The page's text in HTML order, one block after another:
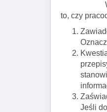
to, czy
Jeśli